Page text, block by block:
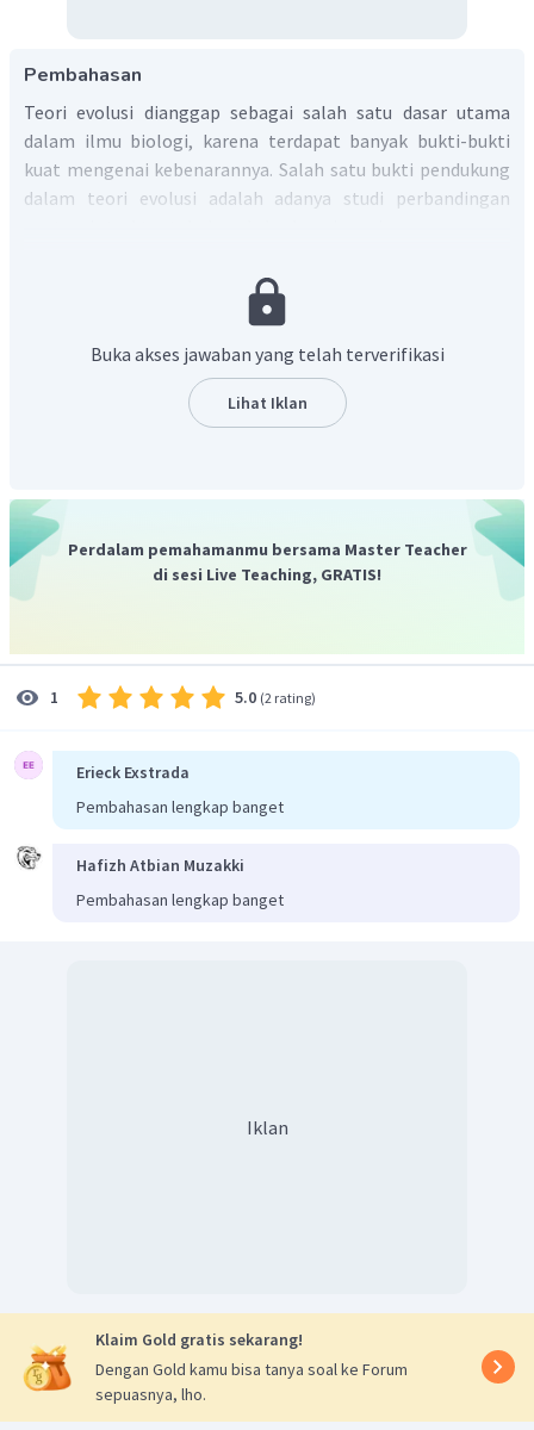
Pembahasan
Teori evolusi dianggap sebagai salah satu dasar utama
dalam ilmu biologi, karena terdapat banyak bukti-bukti
kuat mengenai kebenarannya. Salah satu bukti pendukung
dalam teori evolusi adalah adanya studi perbandingan
makhluk hidup yang berkerabat dekat menunjukkan dasar
bentuk yang serupa dan mirip satu sama lainnya. Dua hal
struktur homologi dan struktur analogi.
Oleh karena itu, pilihan jawaban yang tepat adalah C.
Buka akses jawaban yang telah terverifikasi
Lihat Iklan
Perdalam pemahamanmu bersama Master Teacher
di sesi Live Teaching, GRATIS!
1 5.0 (2 rating)
Erieck Exstrada
Pembahasan lengkap banget
Hafizh Atbian Muzakki
Pembahasan lengkap banget
Iklan
Klaim Gold gratis sekarang!
Dengan Gold kamu bisa tanya soal ke Forum
sepuasnya, lho.